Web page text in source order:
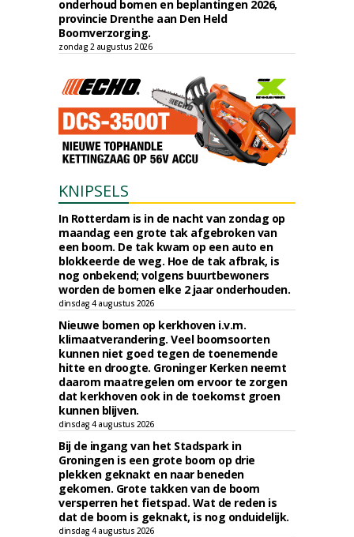
onderhoud bomen en beplantingen 2026,
provincie Drenthe aan Den Held
Boomverzorging.
zondag 2 augustus 2026
KNIPSELS
In Rotterdam is in de nacht van zondag op
maandag een grote tak afgebroken van
een boom. De tak kwam op een auto en
blokkeerde de weg. Hoe de tak afbrak, is
nog onbekend; volgens buurtbewoners
worden de bomen elke 2 jaar onderhouden.
dinsdag 4 augustus 2026
Nieuwe bomen op kerkhoven i.v.m.
klimaatverandering. Veel boomsoorten
kunnen niet goed tegen de toenemende
hitte en droogte. Groninger Kerken neemt
daarom maatregelen om ervoor te zorgen
dat kerkhoven ook in de toekomst groen
kunnen blijven.
dinsdag 4 augustus 2026
Bij de ingang van het Stadspark in
Groningen is een grote boom op drie
plekken geknakt en naar beneden
gekomen. Grote takken van de boom
versperren het fietspad. Wat de reden is
dat de boom is geknakt, is nog onduidelijk.
dinsdag 4 augustus 2026